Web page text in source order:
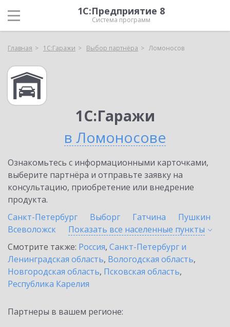
1С:Предприятие 8
Система программ
Главная 1С:Гаражи Выбор партнёра Ломоносов
1С:Гаражи
в Ломоносове
Ознакомьтесь с информационными карточками,
выберите партнёра и отправьте заявку на
консультацию, приобретение или внедрение
продукта.
Санкт-Петербург
Выборг Гатчина
Пушкин
Всеволожск
Показать все населенные пункты
Смотрите также: Россия, Санкт-Петербург и
Ленинградская область, Вологодская область,
Новгородская область, Псковская область,
Республика Карелия
Партнеры в вашем регионе: